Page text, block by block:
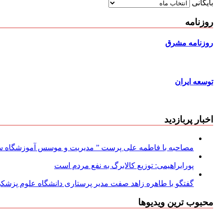
بایگانی
روزنامه
روزنامه مشرق
توسعه ایران
اخبار پربازدید
مصاحبه با فاطمه علی پرست ” مدیریت و موسس آموزشگاه
پورابراهیمی: توزیع کالابرگ به نفع مردم است
گفتگو با طاهره زاهد صفت مدیر پرستاری دانشگاه علوم
محبوب ترین ویدیوها